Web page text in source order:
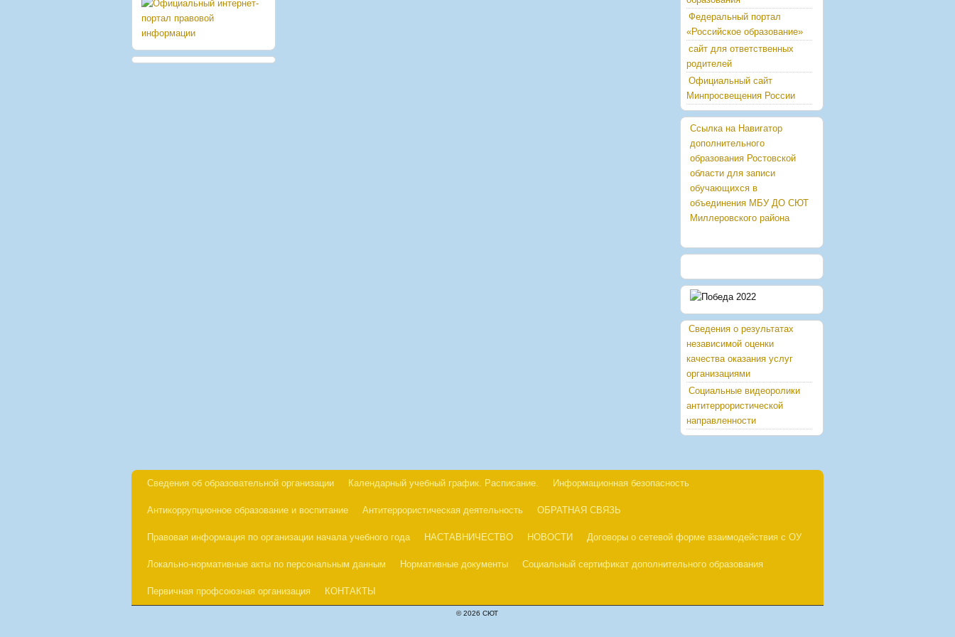
Федеральный портал
«Российское образование»
сайт для ответственных
родителей
Официальный сайт
Минпросвещения России
Ссылка на Навигатор
дополнительного
образования Ростовской
области для записи
обучающихся в
объединения МБУ ДО СЮТ
Миллеровского района
Сведения о результатах
независимой оценки
качества оказания услуг
организациями
Социальные видеоролики
антитеррористической
направленности
Сведения об образовательной организации Календарный учебный график. Расписание. Информационная безопасность
Антикоррупционное образование и воспитание Антитеррористическая деятельность ОБРАТНАЯ СВЯЗЬ
Правовая информация по организации начала учебного года НАСТАВНИЧЕСТВО НОВОСТИ Договоры о сетевой форме взаимодействия с ОУ
Локально-нормативные акты по персональным данным Нормативные документы Социальный сертификат дополнительного образования
Первичная профсоюзная организация КОНТАКТЫ
© 2026 СЮТ